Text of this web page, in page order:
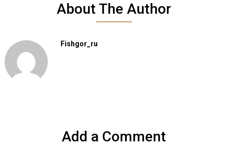
About The Author
Fishgor_ru
Add a Comment